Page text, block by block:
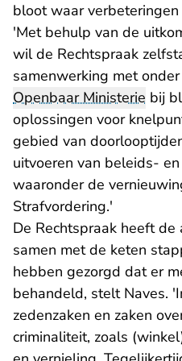
bloot waar
'Met behulp van de
wil de Rechtspraak
samenwerking met
Openbaar Ministerie bij
oplossingen voor
gebied van
uitvoeren van beleids-
waaronder de
Strafvordering.'
De Rechtspraak heeft
samen met de keten
hebben gezorgd dat er
behandeld, stelt Naves.
zedenzaken en zaken
criminaliteit, zoals